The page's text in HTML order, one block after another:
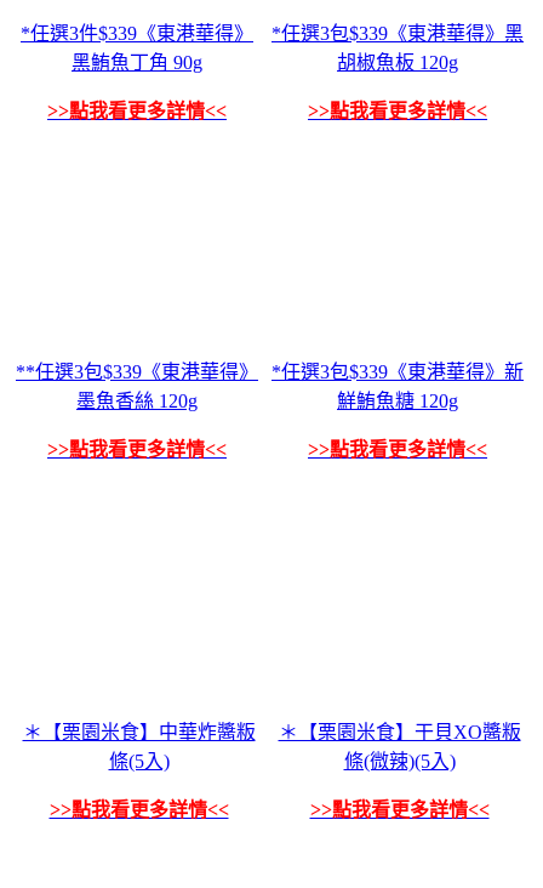
*任選3件$339《東港華得》
黑鮪魚丁角 90g
>>點我看更多詳情<<
*任選3包$339《東港華得》黑
胡椒魚板 120g
>>點我看更多詳情<<
**任選3包$339《東港華得》
墨魚香絲 120g
>>點我看更多詳情<<
*任選3包$339《東港華得》新
鮮鮪魚糖 120g
>>點我看更多詳情<<
＊【栗園米食】中華炸醬粄
條(5入)
>>點我看更多詳情<<
＊【栗園米食】干貝XO醬粄
條(微辣)(5入)
>>點我看更多詳情<<